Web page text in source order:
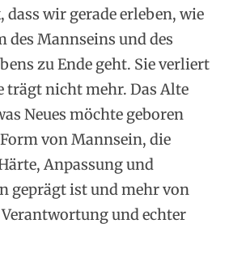
dass wir gerade erleben, wie
des Mannseins und des
zu Ende geht. Sie verliert
trägt nicht mehr. Das Alte
Neues möchte geboren
von Mannsein, die
Anpassung und
geprägt ist und mehr von
und echter